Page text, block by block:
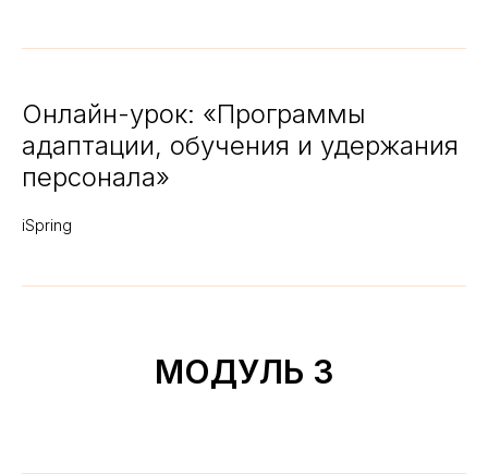
Онлайн-урок: «Программы
адаптации, обучения и удержания
персонала»
iSpring
МОДУЛЬ 3